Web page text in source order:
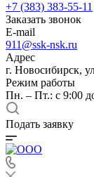
+7 (383) 383-55-11
Заказать звонок
E-mail
911@ssk-nsk.ru
Адрес
г. Новосибирск,
Режим работы
Пн. – Пт.: с 9:00
Подать заявку